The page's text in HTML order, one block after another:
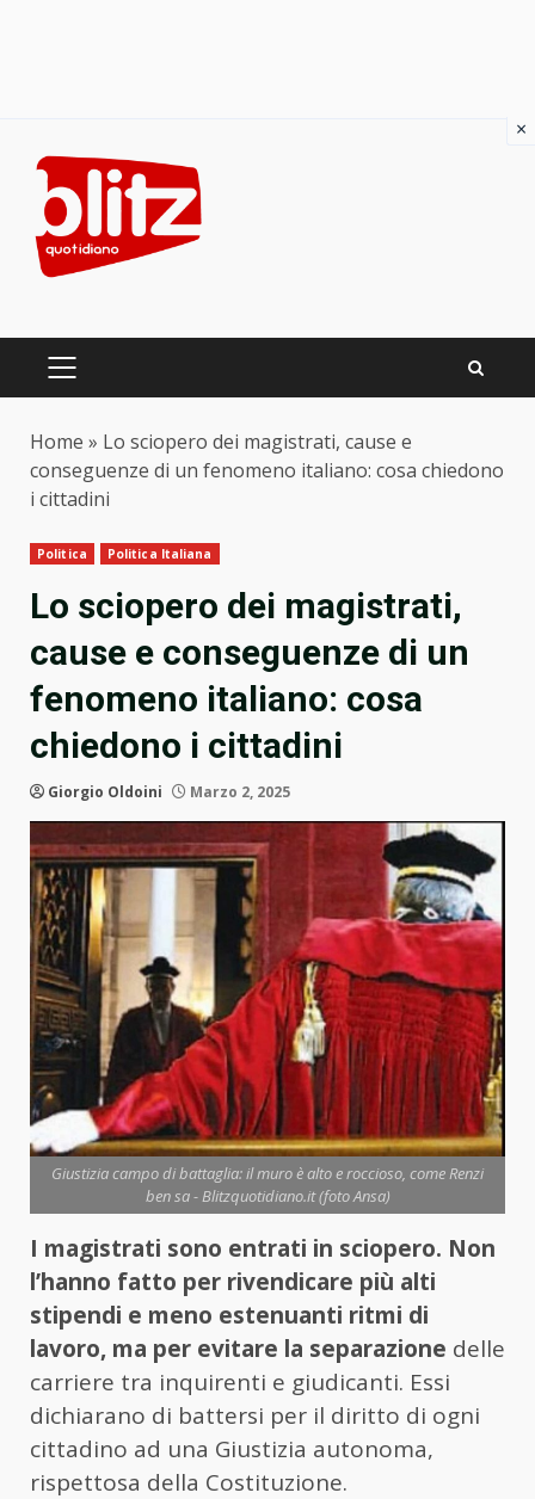
content
PRIMARY
Home » Lo sciopero dei magistrati, cause e
conseguenze di un fenomeno italiano: cosa chiedono
i cittadini
Politica Politica Italiana
Lo sciopero dei magistrati,
cause e conseguenze di un
fenomeno italiano: cosa
chiedono i cittadini
Giorgio Oldoini Marzo 2, 2025
Giustizia campo di battaglia: il muro è alto e roccioso, come Renzi
ben sa - Blitzquotidiano.it (foto Ansa)
I magistrati sono entrati in sciopero. Non
l’hanno fatto per rivendicare più alti
stipendi e meno estenuanti ritmi di
lavoro, ma per evitare la separazione delle
carriere tra inquirenti e giudicanti. Essi
dichiarano di battersi per il diritto di ogni
cittadino ad una Giustizia autonoma,
rispettosa della Costituzione.
×